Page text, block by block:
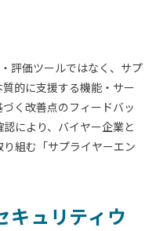
評価ツールではなく、サプ
的に支援する機能・サー
く改善点のフィードバッ
により、バイヤー企業と
組む「サプライヤーエン
キュリティウ